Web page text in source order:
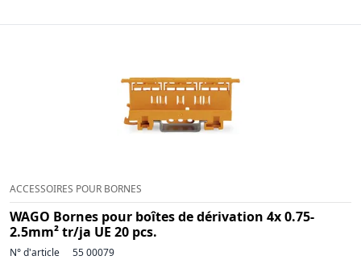
ACCESSOIRES POUR BORNES
WAGO Bornes pour boîtes de dérivation 4x 0.75-
2.5mm² tr/ja UE 20 pcs.
N° d'article 55 00079